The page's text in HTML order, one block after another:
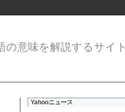
意味を解説するサイト
Yahooニュース